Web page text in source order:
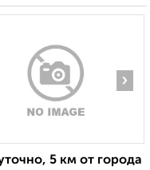
›
5 км от города